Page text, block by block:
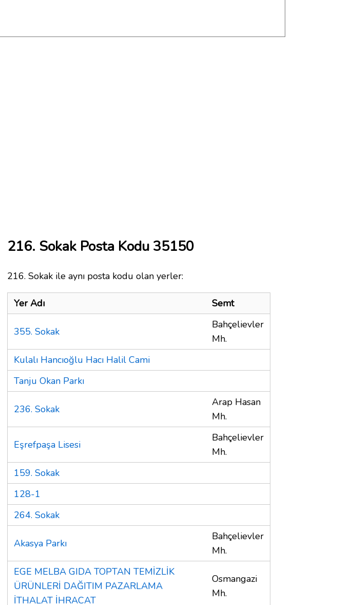
216. Sokak Posta Kodu 35150
216. Sokak ile aynı posta kodu olan yerler:
Yer Adı Semt
355. Sokak
Bahçelievler
Mh.
Kulalı Hancıoğlu Hacı Halil Cami
Tanju Okan Parkı
236. Sokak
Arap Hasan
Mh.
Eşrefpaşa Lisesi
Bahçelievler
Mh.
159. Sokak
128-1
264. Sokak
Akasya Parkı
Bahçelievler
Mh.
EGE MELBA GIDA TOPTAN TEMİZLİK
ÜRÜNLERİ DAĞITIM PAZARLAMA
İTHALAT İHRACAT
Osmangazi
Mh.